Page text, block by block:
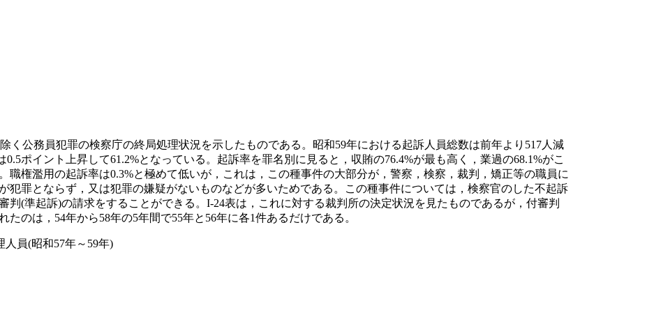
く公務員犯罪の検察庁の終局処理状況を示したものである。昭和59年における起訴人員総数は前年より517人減
ポイント上昇して61.2%となっている。起訴率を罪名別に見ると，収賄の76.4%が最も高く，業過の68.1%がこ
職権濫用の起訴率は0.3%と極めて低いが，これは，この種事件の大部分が，警察，検察，裁判，矯正等の職員に
犯罪とならず，又は犯罪の嫌疑がないものなどが多いためである。この種事件については，検察官のした不起訴
判(準起訴)の請求をすることができる。I-24表は，これに対する裁判所の決定状況を見たものであるが，付審判
のは，54年から58年の5年間で55年と56年に各1件あるだけである。
員(昭和57年～59年)